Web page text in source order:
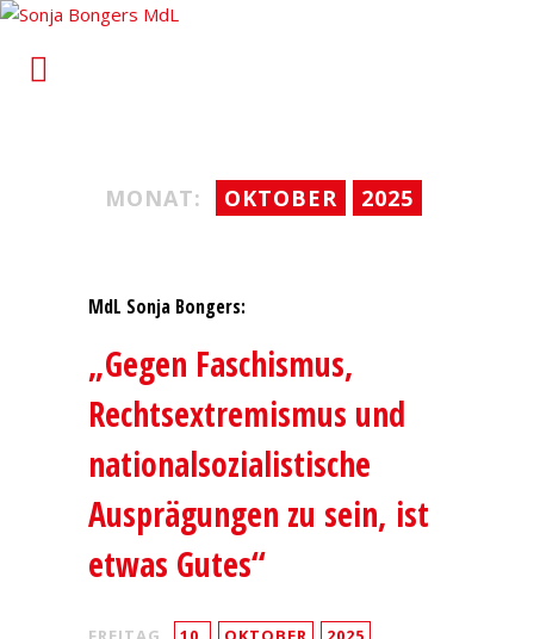
Sonja Bongers MdL
MONAT: OKTOBER 2025
MdL Sonja Bongers:
„Gegen Faschismus,
Rechtsextremismus und
nationalsozialistische
Ausprägungen zu sein, ist
etwas Gutes“